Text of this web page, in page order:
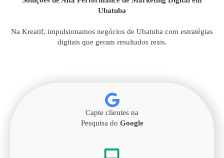
Ubatuba
Na Kreatif, impulsionamos negócios de Ubatuba com estratégias
digitais que geram resultados reais.
Capte clientes na
Pesquisa do Google